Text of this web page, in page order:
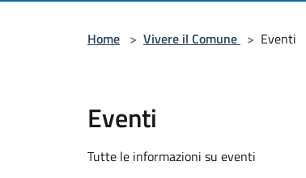
Home > Vivere il Comune > Eventi
Eventi
Tutte le informazioni su eventi